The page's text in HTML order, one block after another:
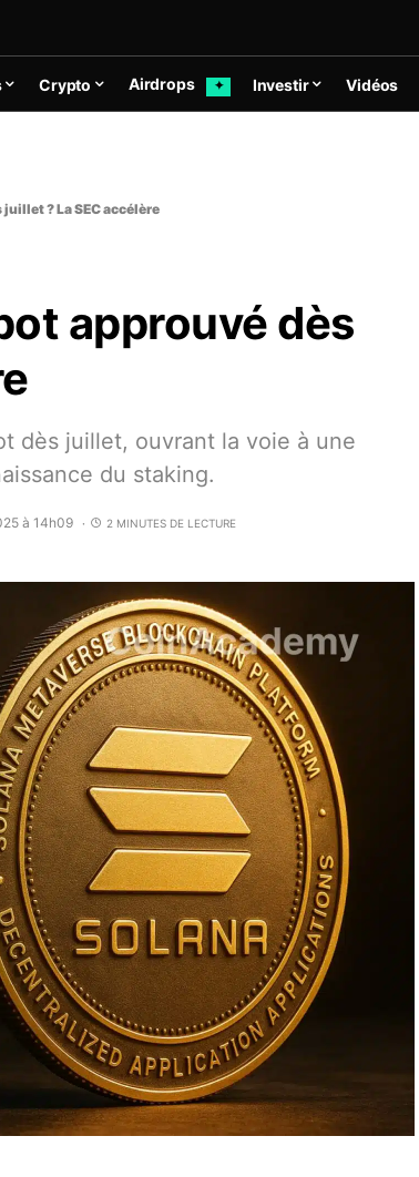
Crypto Airdrops ✦ Investir Vidéos
juillet ? La SEC accélère
approuvé dès
dès juillet, ouvrant la voie à une
du staking.
à 14h09 2 MINUTES DE LECTURE